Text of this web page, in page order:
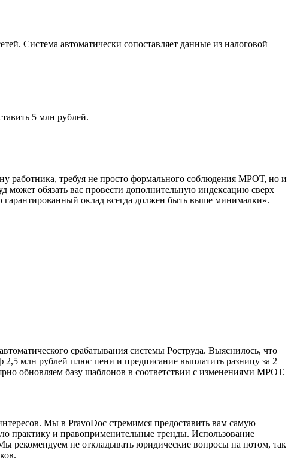
Система автоматически сопоставляет данные из налоговой
5 млн рублей.
работника, требуя не просто формального соблюдения МРОТ, но и
обязать вас провести дополнительную индексацию сверх
гарантированный оклад всегда должен быть выше минималки».
срабатывания системы Роструда. Выяснилось, что
2,5 млн рублей плюс пени и предписание выплатить разницу за 2
обновляем базу шаблонов в соответствии с изменениями МРОТ.
Мы в PravoDoc стремимся предоставить вам самую
практику и правоприменительные тренды. Использование
рекомендуем не откладывать юридические вопросы на потом, так